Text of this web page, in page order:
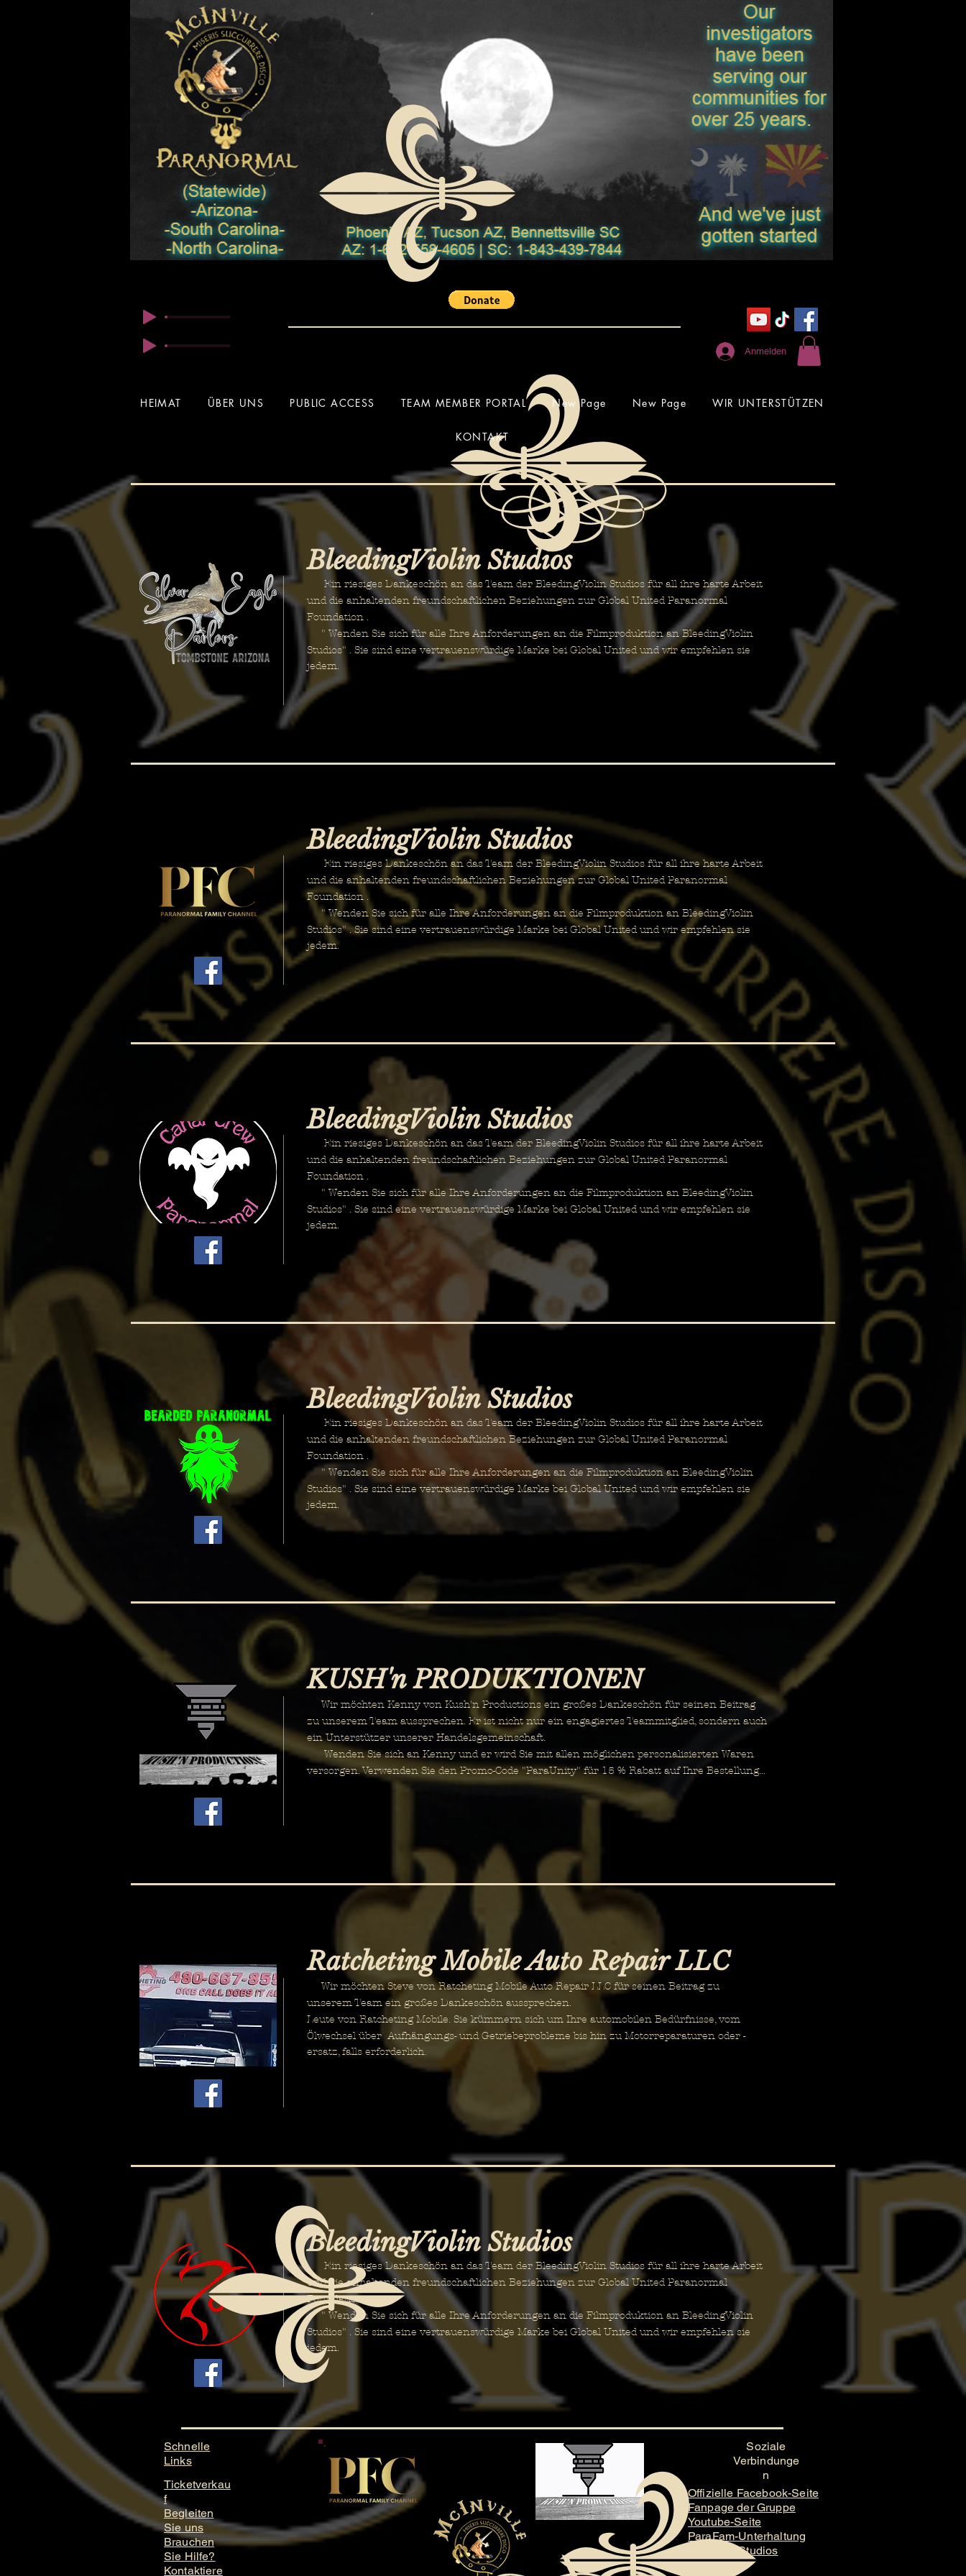
© Copyright
Anmelden
HEIMAT ÜBER UNS PUBLIC ACCESS TEAM MEMBER PORTAL New Page New Page WIR UNTERSTÜTZEN
KONTAKT
BleedingViolin Studios
Ein riesiges Dankeschön an das Team der BleedingViolin Studios für all ihre harte Arbeit
und die anhaltenden freundschaftlichen Beziehungen zur Global United Paranormal
Foundation .
" Wenden Sie sich für alle Ihre Anforderungen an die Filmproduktion an BleedingViolin
Studios" . Sie sind eine vertrauenswürdige Marke bei Global United und wir empfehlen sie
jedem.
BleedingViolin Studios
Ein riesiges Dankeschön an das Team der BleedingViolin Studios für all ihre harte Arbeit
und die anhaltenden freundschaftlichen Beziehungen zur Global United Paranormal
Foundation .
" Wenden Sie sich für alle Ihre Anforderungen an die Filmproduktion an BleedingViolin
Studios" . Sie sind eine vertrauenswürdige Marke bei Global United und wir empfehlen sie
jedem.
BleedingViolin Studios
Ein riesiges Dankeschön an das Team der BleedingViolin Studios für all ihre harte Arbeit
und die anhaltenden freundschaftlichen Beziehungen zur Global United Paranormal
Foundation .
" Wenden Sie sich für alle Ihre Anforderungen an die Filmproduktion an BleedingViolin
Studios" . Sie sind eine vertrauenswürdige Marke bei Global United und wir empfehlen sie
jedem.
BleedingViolin Studios
Ein riesiges Dankeschön an das Team der BleedingViolin Studios für all ihre harte Arbeit
und die anhaltenden freundschaftlichen Beziehungen zur Global United Paranormal
Foundation .
" Wenden Sie sich für alle Ihre Anforderungen an die Filmproduktion an BleedingViolin
Studios" . Sie sind eine vertrauenswürdige Marke bei Global United und wir empfehlen sie
jedem.
KUSH'n PRODUKTIONEN
Wir möchten Kenny von Kush'n Productions ein großes Dankeschön für seinen Beitrag
zu unserem Team aussprechen. Er ist nicht nur ein engagiertes Teammitglied, sondern auch
ein Unterstützer unserer Handelsgemeinschaft.
Wenden Sie sich an Kenny und er wird Sie mit allen möglichen personalisierten Waren
versorgen. Verwenden Sie den Promo-Code "ParaUnity" für 15 % Rabatt auf Ihre Bestellung...
Ratcheting Mobile Auto Repair LLC
Wir möchten Steve von Ratcheting Mobile Auto Repair LLC für seinen Beitrag zu
unserem Team ein großes Dankeschön aussprechen.
Leute von Ratcheting Mobile. Sie kümmern sich um Ihre automobilen Bedürfnisse, vom
Ölwechsel über Aufhängungs- und Getriebeprobleme bis hin zu Motorreparaturen oder -
ersatz, falls erforderlich.
BleedingViolin Studios
Ein riesiges Dankeschön an das Team der BleedingViolin Studios für all ihre harte Arbeit
und die anhaltenden freundschaftlichen Beziehungen zur Global United Paranormal
Foundation .
" Wenden Sie sich für alle Ihre Anforderungen an die Filmproduktion an BleedingViolin
Studios" . Sie sind eine vertrauenswürdige Marke bei Global United und wir empfehlen sie
jedem.
Schnelle
Links
Ticketverkau
f
Begleiten
Sie uns
Brauchen
Sie Hilfe?
Kontaktiere
Soziale
Verbindunge
n
Offizielle Facebook-Seite
Fanpage der Gruppe
Youtube-Seite
ParaFam-Unterhaltung
ParaFam-Studios